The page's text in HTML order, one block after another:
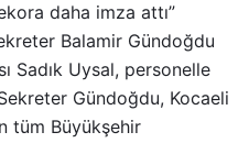
daha imza attı”
Balamir Gündoğdu
Sadık Uysal, personelle
Gündoğdu, Kocaeli
tüm Büyükşehir